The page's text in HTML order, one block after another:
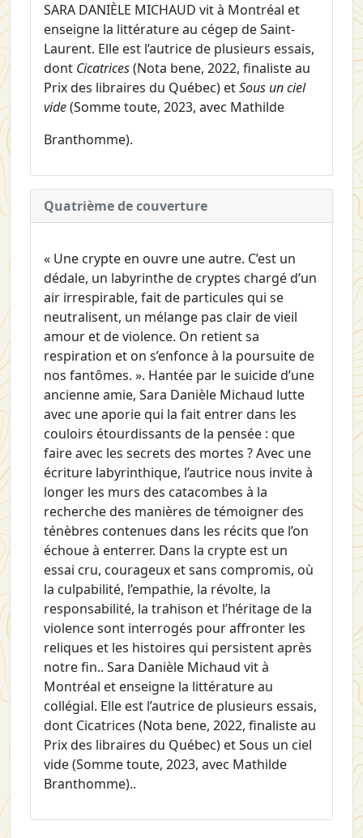
SARA DANIÈLE MICHAUD vit à Montréal et
enseigne la littérature au cégep de Saint-
Laurent. Elle est l’autrice de plusieurs essais,
dont Cicatrices(Nota bene, 2022, finaliste au
Prix des libraires du Québec) etSous un ciel
vide(Somme toute, 2023, avec Mathilde
Branthomme).
Quatrième de couverture
« Une crypte en ouvre une autre. C’est un
dédale, un labyrinthe de cryptes chargé d’un
air irrespirable, fait de particules qui se
neutralisent, un mélange pas clair de vieil
amour et de violence. On retient sa
respiration et on s’enfonce à la poursuite de
nos fantômes. ». Hantée par le suicide d’une
ancienne amie, Sara Danièle Michaud lutte
avec une aporie qui la fait entrer dans les
couloirs étourdissants de la pensée : que
faire avec les secrets des mortes ? Avec une
écriture labyrinthique, l’autrice nous invite à
longer les murs des catacombes à la
recherche des manières de témoigner des
ténèbres contenues dans les récits que l’on
échoue à enterrer. Dans la crypte est un
essai cru, courageux et sans compromis, où
la culpabilité, l’empathie, la révolte, la
responsabilité, la trahison et l’héritage de la
violence sont interrogés pour affronter les
reliques et les histoires qui persistent après
notre fin.. Sara Danièle Michaud vit à
Montréal et enseigne la littérature au
collégial. Elle est l’autrice de plusieurs essais,
dont Cicatrices (Nota bene, 2022, finaliste au
Prix des libraires du Québec) et Sous un ciel
vide (Somme toute, 2023, avec Mathilde
Branthomme)..